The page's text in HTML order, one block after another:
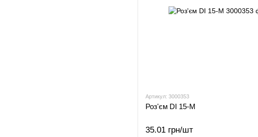
Артикул: 3000353
Роз'єм DI 15-M
35.01 грн/шт